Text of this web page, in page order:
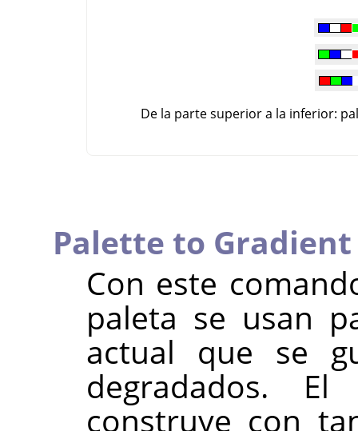
De la parte superior a la inferior:
Palette to Gradient
Con este
paleta se usan
actual que se
degradados.
construye con